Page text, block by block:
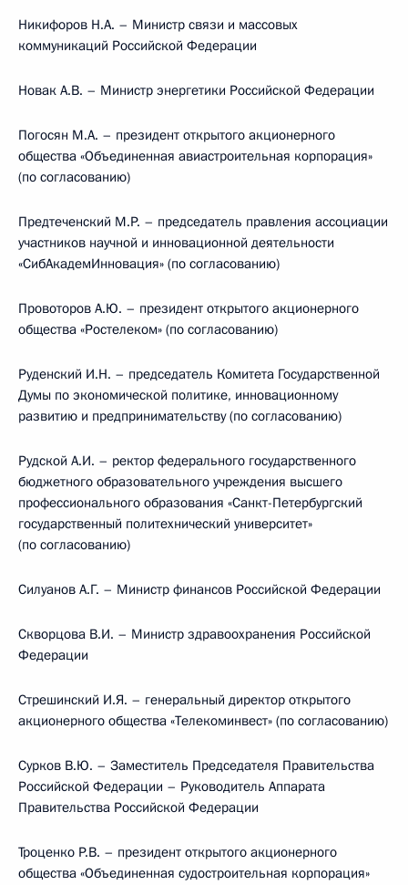
Никифоров Н.А. – Министр связи и массовых
коммуникаций Российской Федерации
Новак А.В. – Министр энергетики Российской Федерации
Погосян М.А. – президент открытого акционерного
общества «Объединенная авиастроительная корпорация»
(по согласованию)
Предтеченский М.Р. – председатель правления ассоциации
участников научной и инновационной деятельности
«СибАкадемИнновация» (по согласованию)
Провоторов А.Ю. – президент открытого акционерного
общества «Ростелеком» (по согласованию)
Руденский И.Н. – председатель Комитета Государственной
Думы по экономической политике, инновационному
развитию и предпринимательству (по согласованию)
Рудской А.И. – ректор федерального государственного
бюджетного образовательного учреждения высшего
профессионального образования «Санкт-Петербургский
государственный политехнический университет»
(по согласованию)
Силуанов А.Г. – Министр финансов Российской Федерации
Скворцова В.И. – Министр здравоохранения Российской
Федерации
Стрешинский И.Я. – генеральный директор открытого
акционерного общества «Телекоминвест» (по согласованию)
Сурков В.Ю. – Заместитель Председателя Правительства
Российской Федерации – Руководитель Аппарата
Правительства Российской Федерации
Троценко Р.В. – президент открытого акционерного
общества «Объединенная судостроительная корпорация»